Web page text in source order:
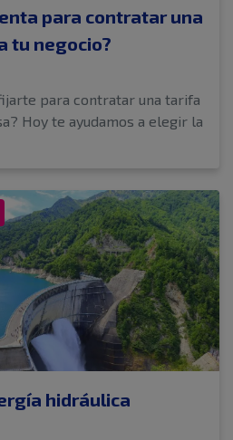
para contratar una
tu negocio?
para contratar una tarifa
Hoy te ayudamos a elegir la
hidráulica